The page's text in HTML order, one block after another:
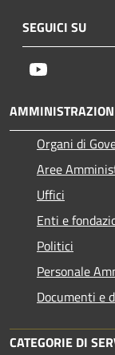
SEGUICI SU
Organi di
Aree
Uffici
Enti e
Politici
Personale
Documenti e
CATEGORIE DI